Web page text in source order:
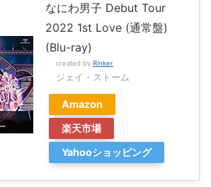
なにわ男子 Debut Tour
2022 1st Love (通常盤)
(Blu-ray)
created by Rinker
ジェイ・ストーム
Amazon
楽天市場
Yahooショッピング